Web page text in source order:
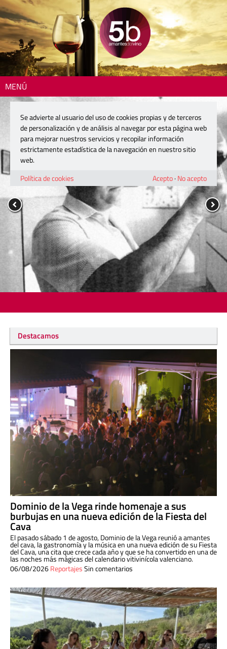
MENÚ
Destacamos
Dominio de la Vega rinde homenaje a sus
burbujas en una nueva edición de la Fiesta del
Cava
El pasado sábado 1 de agosto, Dominio de la Vega reunió a amantes
del cava, la gastronomía y la música en una nueva edición de su Fiesta
del Cava, una cita que crece cada año y que se ha convertido en una de
las noches más mágicas del calendario vitivinícola valenciano.
06/08/2026ReportajesSin comentarios
Se advierte al usuario del uso de cookies propias y de terceros
de personalización y de análisis al navegar por esta página web
para mejorar nuestros servicios y recopilar información
estrictamente estadística de la navegación en nuestro sitio
web.
Política de cookies
Acepto· No acepto